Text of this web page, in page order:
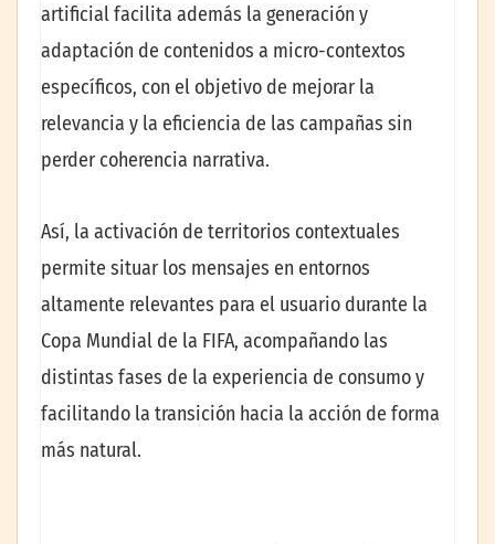
artificial facilita además la generación y
adaptación de contenidos a micro-contextos
específicos, con el objetivo de mejorar la
relevancia y la eficiencia de las campañas sin
perder coherencia narrativa.
Así, la activación de territorios contextuales
permite situar los mensajes en entornos
altamente relevantes para el usuario durante la
Copa Mundial de la FIFA, acompañando las
distintas fases de la experiencia de consumo y
facilitando la transición hacia la acción de forma
más natural.